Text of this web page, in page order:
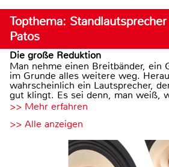
Topthema:
Patos
Die große Reduktion
Man nehme einen Breitbänder, ein
im Grunde alles weitere weg.
wahrscheinlich ein Lautsprecher,
gut klingt. Es sei denn, man weiß,
>> Mehr erfahren
>> Alle anzeigen